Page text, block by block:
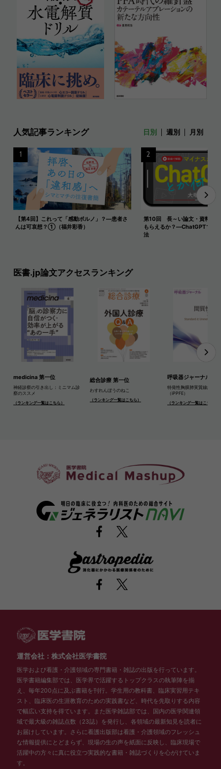
人気記事ランキング 日別 週別 月別
【第4回】これって「感動ポルノ」？―患者さ
んは可哀想？①（福井彩香）
1
第10回 長～い論文・資料を
もらえるか？―ChatGPTで長
法
2
医書.jp論文アクセスランキング
medicina 第一位
神経診察の引き出し：ミニマム診
察のススメ
（ランキング一覧はこちら）
総合診療 第一位
わすれんぼうのねこ
（ランキング一覧はこちら）
呼吸器ジャーナル 第
特発性胸膜肺実質線維弾性
（iPPFE）
（ランキング一覧はこちら）
運営会社：株式会社医学書院
医学および看護・介護領域の専門書籍・雑誌の出版を行っています。
医学書籍編集部では、医学界で活躍するトップクラスの執筆陣を揃
え、毎年200点に及ぶ書籍を刊行。学生用の教科書、臨床実習用テキ
スト、臨床医の生涯教育のための実践書など、時代を先取りする内容
で幅広い支持を得ています。また医学雑誌部では、国内の医学関連領
域で最大級の雑誌点数（23誌）を発行し、各領域の最新知見を読者に
お届けしています。さらに看護出版部は看護・介護領域のフレッシュ
な情報提供にとどまらず、現場の生の声を紙面に反映し、臨床現場で
活躍中の方々に真に役立つ実践的な書籍・雑誌づくりを心がけていま
す。